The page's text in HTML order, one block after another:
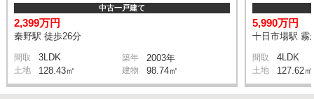
中古一戸建て
2,399万円
秦野駅 徒歩26分
間取 3LDK 築年 2003年
土地 128.43㎡ 建物 98.74㎡
5,990万円
十日市場駅 霧
間取 4LDK
土地 127.62㎡